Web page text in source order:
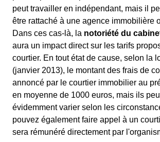
peut travailler en indépendant, mais il
être rattaché à une agence immobilière
Dans ces cas-là, la notoriété du
aura un impact direct sur les tarifs
courtier. En tout état de cause, selon la
(janvier 2013), le montant des frais de
annoncé par le courtier immobilier au
en moyenne de 1000 euros, mais ils
évidemment varier selon les
pouvez également faire appel à un
sera rémunéré directement par